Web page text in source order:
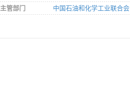
主管部门
中国石油和化学工业联合会